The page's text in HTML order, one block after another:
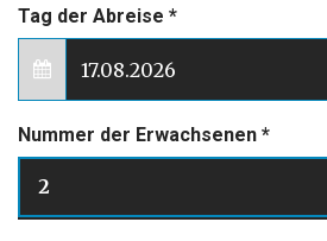
Tag der Abreise *
Nummer der Erwachsenen *
2